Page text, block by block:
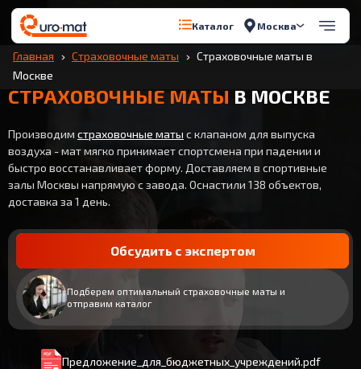
Каталог Москва
Главная Страховочные маты
Страховочные маты в
Москве
СТРАХОВОЧНЫЕ МАТЫ В МОСКВЕ
Производим страховочные маты с клапаном для выпуска
воздуха - мат мягко принимает спортсмена при падении и
быстро восстанавливает форму. Доставляем в спортивные
залы Москвы напрямую с завода. Оснастили 138 объектов,
доставка за 1 день.
Обсудить с экспертом
Подберем оптимальный страховочные маты и
отправим каталог
Предложение_для_бюджетных_учреждений.pdf